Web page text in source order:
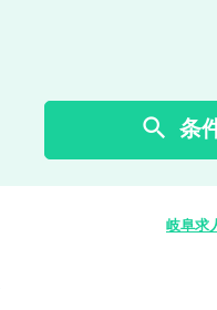
 条
岐阜求